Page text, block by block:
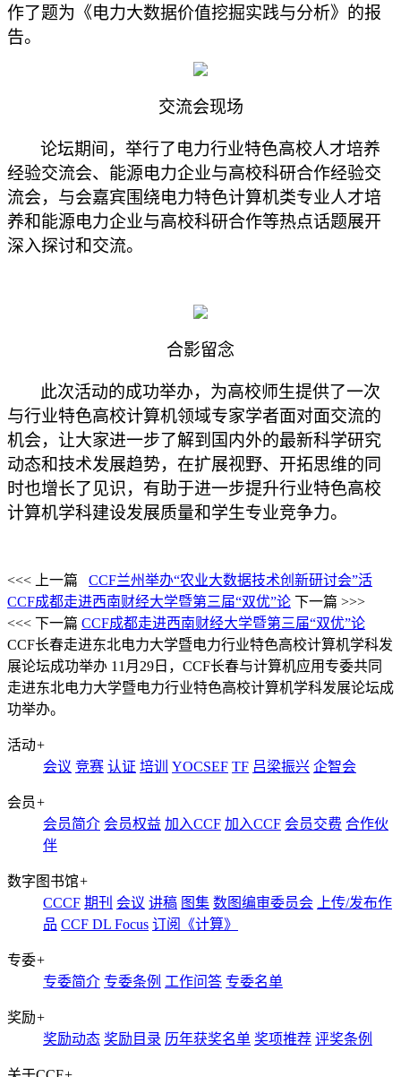
作了题为《电力大数据价值挖掘实践与分析》的报
告。
交流会现场
论坛期间， 举行了电力行业特色高校人才培养
经验交流会、 能源电力企业与高校科研合作经验交
流会，与会嘉宾围绕电力特色计算机类专业人才培
养和能源电力企业与高校科研合作等热点话题展开
深入探讨和交流。
合影留念
此次活动的成功举办，为高校师生提供了一次
与行业特色高校计算机领域专家学者面对面交流的
机会，让大家进一步了解到国内外的最新科学研究
动态和技术发展趋势，在扩展视野、开拓思维的同
时也增长了见识，有助于进一步提升行业特色高校
计算机学科建设发展质量和学生专业竞争力。
<<< 上一篇
CCF兰州举办“农业大数据技术创新研讨会”活
CCF成都走进西南财经大学暨第三届“双优”论 下一篇 >>>
<<< 下一篇 CCF成都走进西南财经大学暨第三届“双优”论
CCF长春走进东北电力大学暨电力行业特色高校计算机学科发
展论坛成功举办 11月29日，CCF长春与计算机应用专委共同
走进东北电力大学暨电力行业特色高校计算机学科发展论坛成
功举办。
活动+
会议 竞赛 认证 培训 YOCSEF TF 吕梁振兴 企智会
会员+
会员简介 会员权益 加入CCF 加入CCF 会员交费 合作伙
伴
数字图书馆+
CCCF 期刊 会议 讲稿 图集 数图编审委员会
上传/发布作
品 CCF DL Focus 订阅《计算》
专委+
专委简介 专委条例 工作问答 专委名单
奖励+
奖励动态 奖励目录 历年获奖名单 奖项推荐 评奖条例